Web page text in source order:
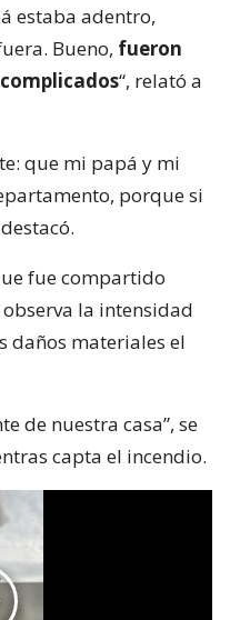
estaba adentro,
Bueno, fueron
“, relató a
que mi papá y mi
porque si
fue compartido
observa la intensidad
daños materiales el
de nuestra casa”, se
capta el incendio.